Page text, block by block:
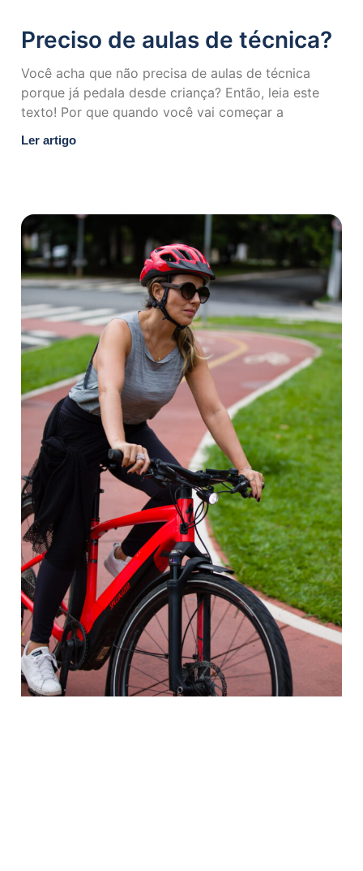
Preciso de aulas de técnica?
Você acha que não precisa de aulas de técnica
porque já pedala desde criança? Então, leia este
texto! Por que quando você vai começar a
Ler artigo